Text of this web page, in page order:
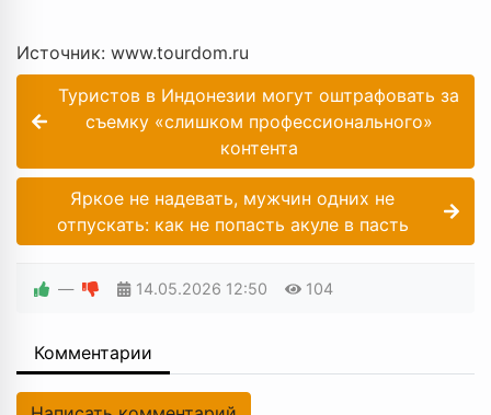
Источник: www.tourdom.ru
Туристов в Индонезии могут оштрафовать за
съемку «слишком профессионального»
контента
Яркое не надевать, мужчин одних не
отпускать: как не попасть акуле в пасть
— 14.05.2026 12:50 104
Комментарии